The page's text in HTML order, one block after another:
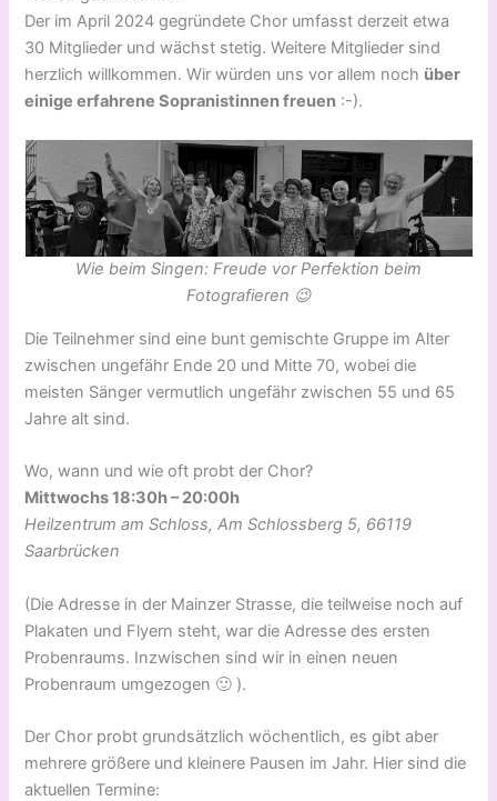
Der im April 2024 gegründete Chor umfasst derzeit etwa
30 Mitglieder und wächst stetig. Weitere Mitglieder sind
herzlich willkommen. Wir würden uns vor allem noch über
einige erfahrene Sopranistinnen freuen :-).
Wie beim Singen: Freude vor Perfektion beim
Fotografieren 😉
Die Teilnehmer sind eine bunt gemischte Gruppe im Alter
zwischen ungefähr Ende 20 und Mitte 70, wobei die
meisten Sänger vermutlich ungefähr zwischen 55 und 65
Jahre alt sind.
Wo, wann und wie oft probt der Chor?
Mittwochs 18:30h – 20:00h
Heilzentrum am Schloss, Am Schlossberg 5, 66119
Saarbrücken
(Die Adresse in der Mainzer Strasse, die teilweise noch auf
Plakaten und Flyern steht, war die Adresse des ersten
Probenraums. Inzwischen sind wir in einen neuen
Probenraum umgezogen 🙂 ).
Der Chor probt grundsätzlich wöchentlich, es gibt aber
mehrere größere und kleinere Pausen im Jahr. Hier sind die
aktuellen Termine: